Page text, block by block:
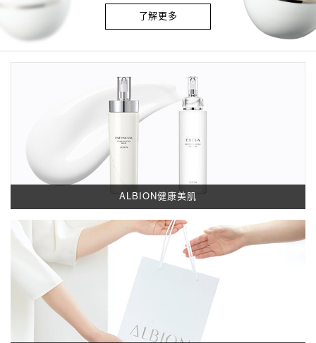
了解更多
ALBION健康美肌